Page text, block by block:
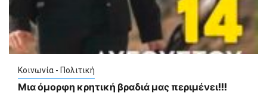
Κοινωνία - Πολιτική
Μια όμορφη κρητική βραδιά μας περιμένει!!!